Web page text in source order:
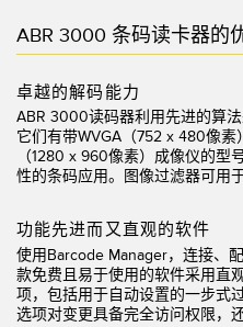
带 IO-Link 的传感器
ABR 3000 条码读卡器的
卓越的解码能力
ABR 3000读码器利用先进的算
它们有带WVGA（752 x 480像
（1280 x 960像素）成像仪的
性的条码应用。图像过滤器可用
功能先进而又直观的软件
使用Barcode Manager，连接、
款免费且易于使用的软件采用直
项，包括用于自动设置的一步式
选项对变更具备完全访问权限，